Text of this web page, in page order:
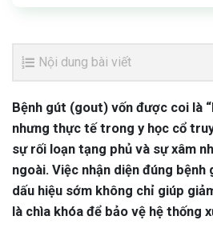
Nội dung bài viết
Bệnh gút (gout) vốn được coi là
nhưng thực tế trong y học cổ
sự rối loạn tạng phủ và sự xâm
ngoài. Việc nhận diện đúng bệnh
dấu hiệu sớm không chỉ giúp
là chìa khóa để bảo vệ hệ thống